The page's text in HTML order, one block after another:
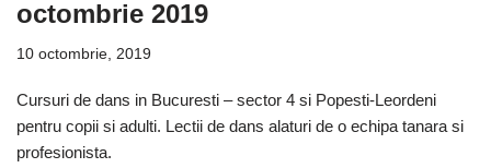
octombrie 2019
10 octombrie, 2019
Cursuri de dans in Bucuresti – sector 4 si Popesti-Leordeni
pentru copii si adulti. Lectii de dans alaturi de o echipa tanara si
profesionista.